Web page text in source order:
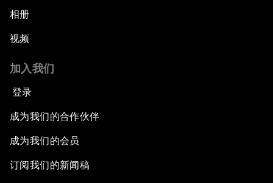
相册
视频
加入我们
登录
成为我们的合作伙伴
成为我们的会员
订阅我们的新闻稿